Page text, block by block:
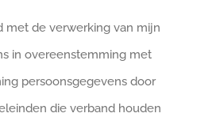
met de verwerking van mijn
in overeenstemming met
persoonsgegevens door
die verband houden